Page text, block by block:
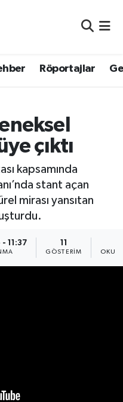
Röportajlar
çıktı
kapsamında
stant açan
mirası yansıtan
11:37
GÖSTERIM
Fikstür